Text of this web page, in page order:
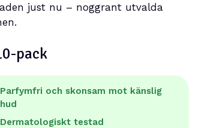
just nu – noggrant utvalda
pack
Parfymfri och skonsam mot känslig
hud
Dermatologiskt testad